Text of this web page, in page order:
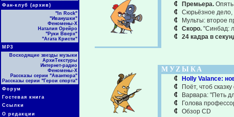
Фан-клуб (архив)
"In Rock"
"Иванушки"
Феномены-Х
Наталия Орейро
"Руки Вверх"
"Агата Кристи"
МР3
Восходящие звезды музыки
АрхиТекстуры
Интернет-радио
Феномены-Х
Рассказы серии "Авантюра"
Рассказы серии "Герои спорта"
Форум
Гостевая книга
Ссылки
О редакции
Премьера. Опять
Сюрьёзное дело,
Мульты: второе
Скоро. "Синбад:
24 кадра в
МУZЫКА
Holly Valance:
Поёт, чтоб
Варвара: "Петь
Голова
Обзор CD